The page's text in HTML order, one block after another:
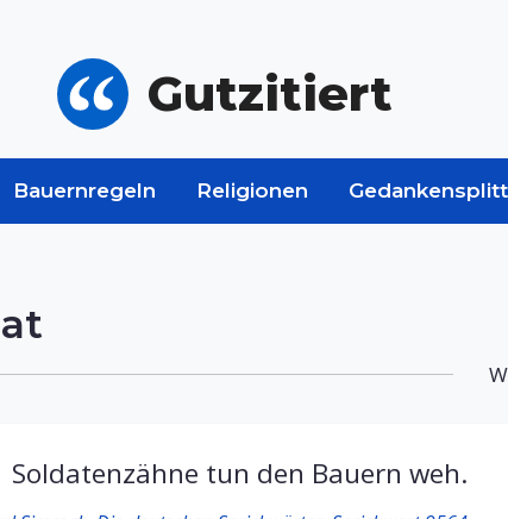
Gutzitiert
Bauernregeln Religionen
Soldatenzähne tun den Bauern weh.